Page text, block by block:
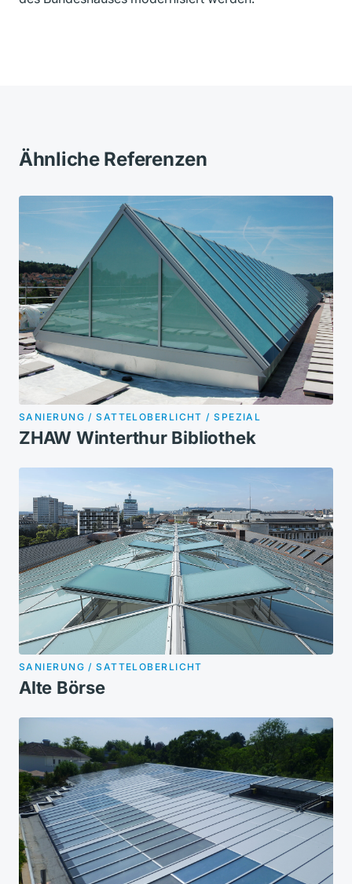
Ähnliche Referenzen
SANIERUNG / SATTELOBERLICHT / SPEZIAL
ZHAW Winterthur Bibliothek
SANIERUNG / SATTELOBERLICHT
Alte Börse